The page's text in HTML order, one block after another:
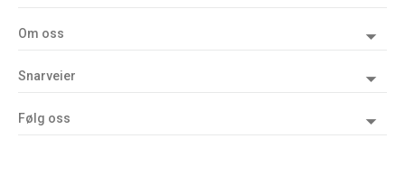
Om oss
Snarveier
Følg oss